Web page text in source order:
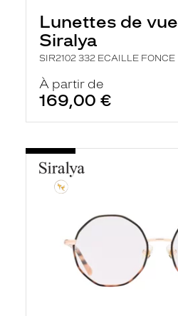
Lunettes de vue
Siralya
SIR2102 332 ECAILLE FONCE
À partir de
169,00 €